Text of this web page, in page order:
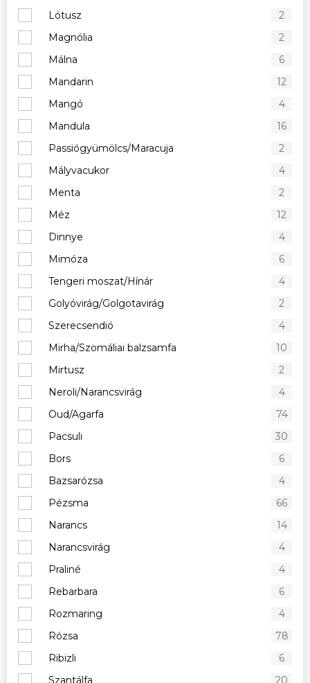
Lótusz
2
Magnólia
2
Málna
6
Mandarin
12
Mangó
4
Mandula
16
Passiógyümölcs/Maracuja
2
Mályvacukor
4
Menta
2
Méz
12
Dinnye
4
Mimóza
6
Tengeri moszat/Hínár
4
Golyóvirág/Golgotavirág
2
Szerecsendió
4
Mirha/Szomáliai balzsamfa
10
Mirtusz
2
Neroli/Narancsvirág
4
Oud/Agarfa
74
Pacsuli
30
Bors
6
Bazsarózsa
4
Pézsma
66
Narancs
14
Narancsvirág
4
Praliné
4
Rebarbara
6
Rozmaring
4
Rózsa
78
Ribizli
6
Szantálfa
20